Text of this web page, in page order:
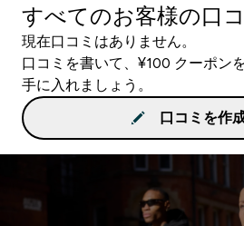
すべてのお客様の口コ
現在口コミはありません。
口コミを書いて、¥100 クーポン
手に入れましょう。
口コミを作